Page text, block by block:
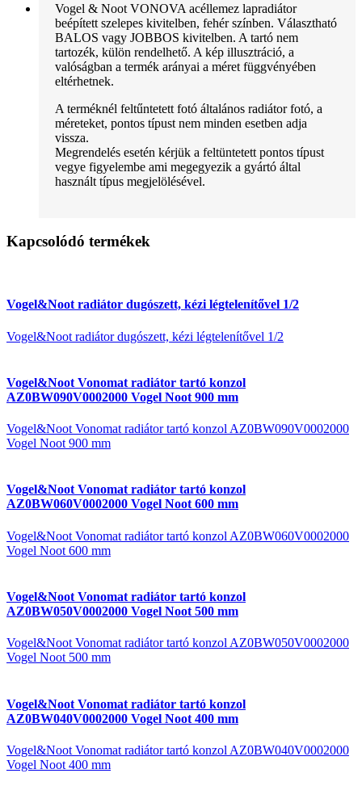
Vogel & Noot VONOVA acéllemez lapradiátor
beépített szelepes kivitelben, fehér színben. Választható
BALOS vagy JOBBOS kivitelben. A tartó nem
tartozék, külön rendelhető. A kép illusztráció, a
valóságban a termék arányai a méret függvényében
eltérhetnek.
A terméknél feltűntetett fotó általános radiátor fotó, a
méreteket, pontos típust nem minden esetben adja
vissza.
Megrendelés esetén kérjük a feltüntetett pontos típust
vegye figyelembe ami megegyezik a gyártó által
használt típus megjelölésével.
Kapcsolódó termékek
Vogel&Noot radiátor dugószett, kézi légtelenítővel 1/2
Vogel&Noot radiátor dugószett, kézi légtelenítővel 1/2
Vogel&Noot Vonomat radiátor tartó konzol
AZ0BW090V0002000 Vogel Noot 900 mm
Vogel&Noot Vonomat radiátor tartó konzol AZ0BW090V0002000
Vogel Noot 900 mm
Vogel&Noot Vonomat radiátor tartó konzol
AZ0BW060V0002000 Vogel Noot 600 mm
Vogel&Noot Vonomat radiátor tartó konzol AZ0BW060V0002000
Vogel Noot 600 mm
Vogel&Noot Vonomat radiátor tartó konzol
AZ0BW050V0002000 Vogel Noot 500 mm
Vogel&Noot Vonomat radiátor tartó konzol AZ0BW050V0002000
Vogel Noot 500 mm
Vogel&Noot Vonomat radiátor tartó konzol
AZ0BW040V0002000 Vogel Noot 400 mm
Vogel&Noot Vonomat radiátor tartó konzol AZ0BW040V0002000
Vogel Noot 400 mm